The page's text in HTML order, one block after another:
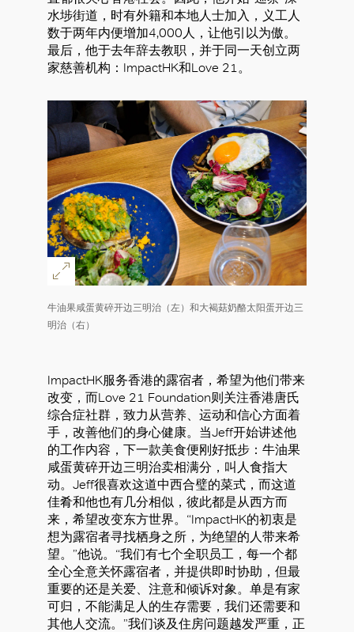
水埗街道，时有外籍和本地人士加入，义工人
数于两年内便增加4,000人，让他引以为傲。
最后，他于去年辞去教职，并于同一天创立两
家慈善机构：ImpactHK和Love 21。
牛油果咸蛋黄碎开边三明治（左）和大褐菇奶酪太阳蛋开边三
明治（右）
ImpactHK服务香港的露宿者，希望为他们带来
改变，而Love 21 Foundation则关注香港唐氏
综合症社群，致力从营养、运动和信心方面着
手，改善他们的身心健康。当Jeff开始讲述他
的工作内容，下一款美食便刚好抵步：牛油果
咸蛋黄碎开边三明治卖相满分，叫人食指大
动。Jeff很喜欢这道中西合璧的菜式，而这道
佳肴和他也有几分相似，彼此都是从西方而
来，希望改变东方世界。“ImpactHK的初衷是
想为露宿者寻找栖身之所，为绝望的人带来希
望。”他说。“我们有七个全职员工，每一个都
全心全意关怀露宿者，并提供即时协助，但最
重要的还是关爱、注意和倾诉对象。单是有家
可归，不能满足人的生存需要，我们还需要和
其他人交流。”我们谈及住房问题越发严重，正
好